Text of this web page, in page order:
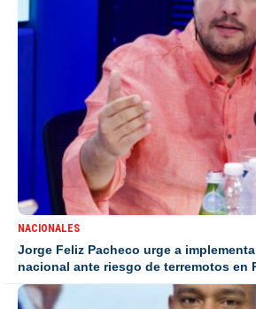
NACIONALES
Jorge Feliz Pacheco urge a
nacional ante riesgo de terremotos en